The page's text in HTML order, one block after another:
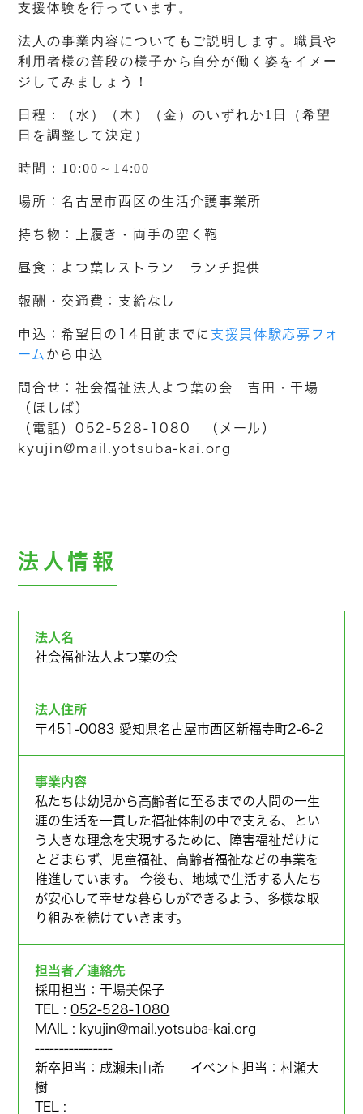
支援体験を行っています。
法人の事業内容についてもご説明します。職員や
利用者様の普段の様子から自分が働く姿をイメー
ジしてみましょう！
日程：（水）（木）（金）のいずれか1日（希望
日を調整して決定）
時間：10:00～14:00
場所：名古屋市西区の生活介護事業所
持ち物：上履き・両手の空く鞄
昼食：よつ葉レストラン ランチ提供
報酬・交通費：支給なし
申込：希望日の14日前までに 支援員体験応募フォ
ーム から申込
問合せ：社会福祉法人よつ葉の会 吉田・干場
（ほしば）
（電話）052-528-1080 （メール）
kyujin@mail.yotsuba-kai.org
法人情報
法人名
社会福祉法人よつ葉の会
法人住所
〒451-0083 愛知県名古屋市西区新福寺町2-6-2
事業内容
私たちは幼児から高齢者に至るまでの人間の一生
涯の生活を一貫した福祉体制の中で支える、とい
う大きな理念を実現するために、障害福祉だけに
とどまらず、児童福祉、高齢者福祉などの事業を
推進しています。 今後も、地域で生活する人たち
が安心して幸せな暮らしができるよう、多様な取
り組みを続けていきます。
担当者／連絡先
採用担当：干場美保子
TEL :052-528-1080
MAIL : kyujin@mail.yotsuba-kai.org
----------------
新卒担当：成瀨未由希 イベント担当：村瀬大
樹
TEL :